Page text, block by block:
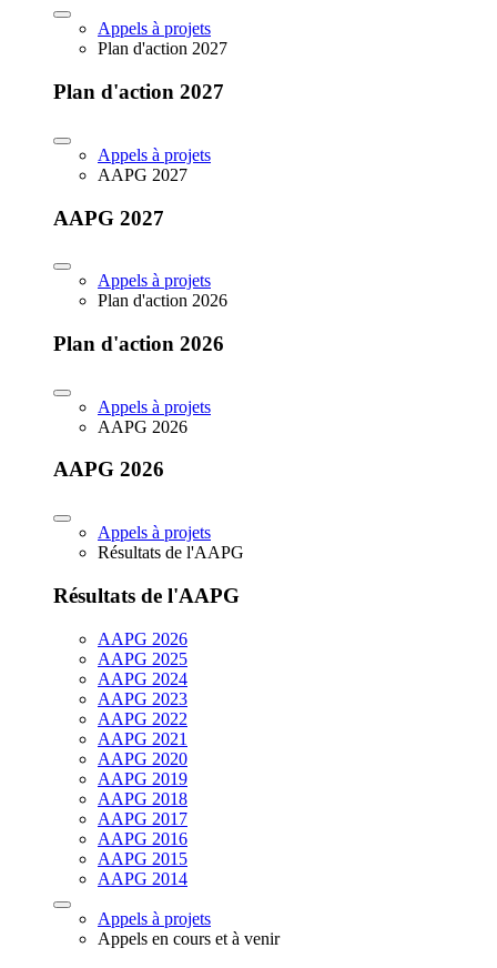
Appels à projets
Plan d'action 2027
Plan d'action 2027
Appels à projets
AAPG 2027
AAPG 2027
Appels à projets
Plan d'action 2026
Plan d'action 2026
Appels à projets
AAPG 2026
AAPG 2026
Appels à projets
Résultats de l'AAPG
Résultats de l'AAPG
AAPG 2026
AAPG 2025
AAPG 2024
AAPG 2023
AAPG 2022
AAPG 2021
AAPG 2020
AAPG 2019
AAPG 2018
AAPG 2017
AAPG 2016
AAPG 2015
AAPG 2014
Appels à projets
Appels en cours et à venir